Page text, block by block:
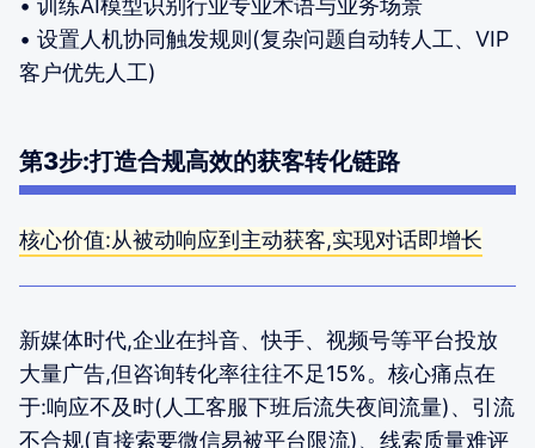
• 设置人机协同触发规则(复杂问题自动转人工、VIP
客户优先人工)
第3步:打造合规高效的获客转化链路
核心价值:从被动响应到主动获客,实现对话即增长
新媒体时代,企业在抖音、快手、视频号等平台投放
大量广告,但咨询转化率往往不足15%。核心痛点在
于:响应不及时(人工客服下班后流失夜间流量)、引流
不合规(直接索要微信易被平台限流)、线索质量难评